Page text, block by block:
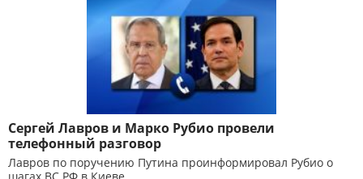
Сергей Лавров и Марко Рубио провели
телефонный разговор
Лавров по поручению Путина проинформировал Рубио о